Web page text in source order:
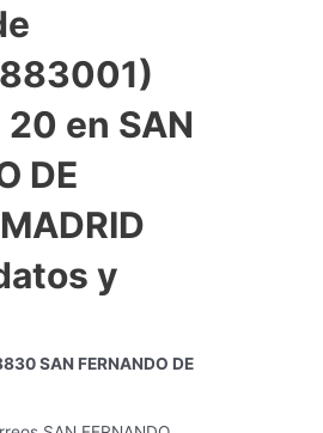
20 en SAN
DE
y
SAN FERNANDO DE